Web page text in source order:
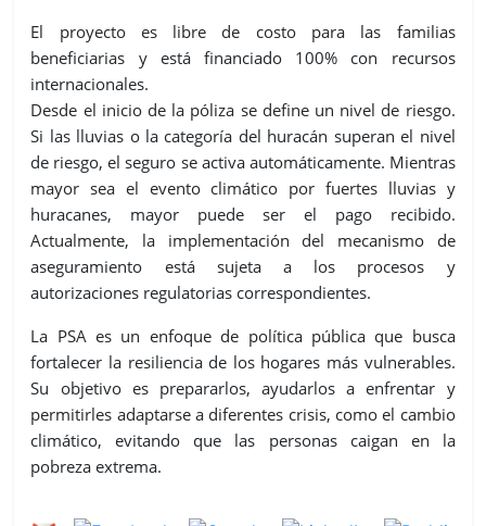
El proyecto es libre de costo para las familias
beneficiarias y está financiado 100% con recursos
internacionales.
Desde el inicio de la póliza se define un nivel de riesgo.
Si las lluvias o la categoría del huracán superan el nivel
de riesgo, el seguro se activa automáticamente. Mientras
mayor sea el evento climático por fuertes lluvias y
huracanes, mayor puede ser el pago recibido.
Actualmente, la implementación del mecanismo de
aseguramiento está sujeta a los procesos y
autorizaciones regulatorias correspondientes.
La PSA es un enfoque de política pública que busca
fortalecer la resiliencia de los hogares más vulnerables.
Su objetivo es prepararlos, ayudarlos a enfrentar y
permitirles adaptarse a diferentes crisis, como el cambio
climático, evitando que las personas caigan en la
pobreza extrema.